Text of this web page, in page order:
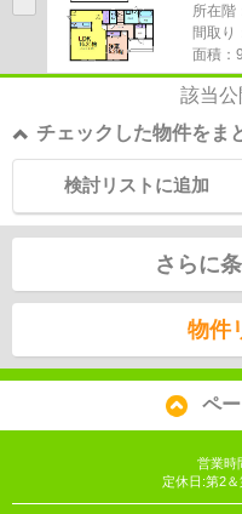
所在階
間取り
面積：
該当
チェックした物件をま
検討リストに追加
さらに
物件
ペ
営業時
定休日:第2